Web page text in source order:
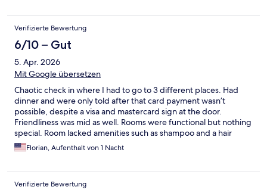
Verifizierte Bewertung
6/10 – Gut
5. Apr. 2026
Mit Google übersetzen
Chaotic check in where I had to go to 3 different places. Had
dinner and were only told after that card payment wasn’t
possible, despite a visa and mastercard sign at the door.
Friendliness was mid as well. Rooms were functional but nothing
special. Room lacked amenities such as shampoo and a hair
dryer. Wasn’t terrible yet I wouldn’t recommend
Florian, Aufenthalt von 1 Nacht
Verifizierte Bewertung